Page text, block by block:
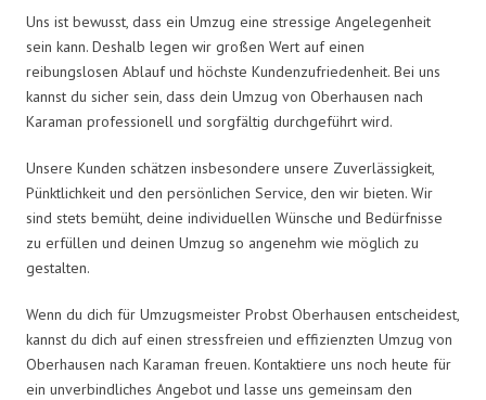
Uns ist bewusst, dass ein Umzug eine stressige Angelegenheit
sein kann. Deshalb legen wir großen Wert auf einen
reibungslosen Ablauf und höchste Kundenzufriedenheit. Bei uns
kannst du sicher sein, dass dein Umzug von Oberhausen nach
Karaman professionell und sorgfältig durchgeführt wird.
Unsere Kunden schätzen insbesondere unsere Zuverlässigkeit,
Pünktlichkeit und den persönlichen Service, den wir bieten. Wir
sind stets bemüht, deine individuellen Wünsche und Bedürfnisse
zu erfüllen und deinen Umzug so angenehm wie möglich zu
gestalten.
Wenn du dich für Umzugsmeister Probst Oberhausen entscheidest,
kannst du dich auf einen stressfreien und effizienzten Umzug von
Oberhausen nach Karaman freuen. Kontaktiere uns noch heute für
ein unverbindliches Angebot und lasse uns gemeinsam den